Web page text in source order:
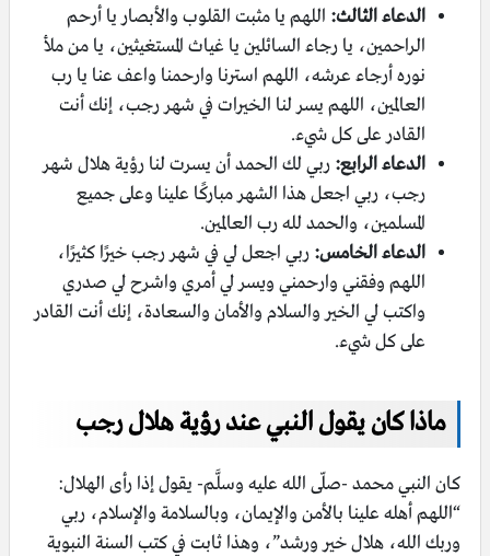
الدعاء الثالث: اللهم يا مثبت القلوب والأبصار يا أرحم
الراحمين، يا رجاء السائلين يا غياث المستغيثين، يا من ملأ
نوره أرجاء عرشه، اللهم استرنا وارحمنا واعف عنا يا رب
العالمين، اللهم يسر لنا الخيرات في شهر رجب، إنك أنت
القادر على كل شيء.
الدعاء الرابع: ربي لك الحمد أن يسرت لنا رؤية هلال شهر
رجب، ربي اجعل هذا الشهر مباركًا علينا وعلى جميع
المسلمين، والحمد لله رب العالمين.
الدعاء الخامس: ربي اجعل لي في شهر رجب خيرًا كثيرًا،
اللهم وفقني وارحمني ويسر لي أمري واشرح لي صدري
واكتب لي الخير والسلام والأمان والسعادة، إنك أنت القادر
على كل شيء.
ماذا كان يقول النبي عند رؤية هلال رجب
كان النبي محمد -صلّى الله عليه وسلَّم- يقول إذا رأى الهلال:
“اللهم أهله علينا بالأمن والإيمان، وبالسلامة والإسلام، ربي
وربك الله، هلال خير ورشد”، وهذا ثابت في كتب السنة النبوية